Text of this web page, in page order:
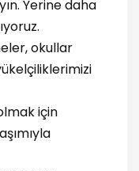
Yerine daha
okullar
için